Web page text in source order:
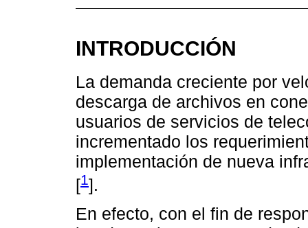
INTRODUCCIÓN
La demanda creciente por
descarga de archivos en
usuarios de servicios de
incrementado los
implementación de nueva
[1].
En efecto, con el fin de